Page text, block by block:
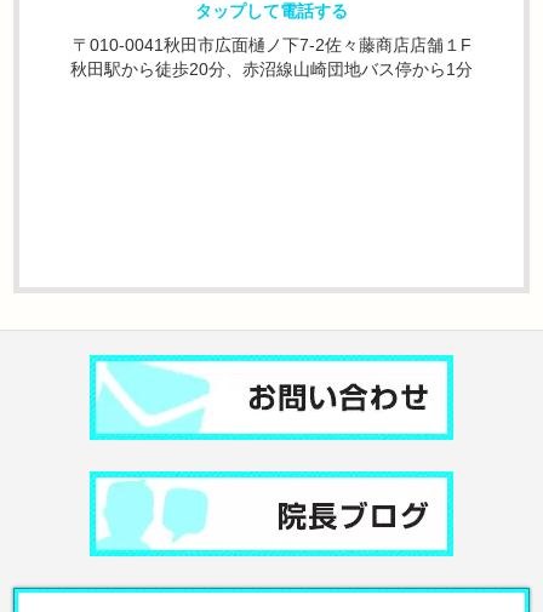
タップして電話する
〒010-0041秋田市広面樋ノ下7-2佐々藤商店店舗１F
秋田駅から徒歩20分、赤沼線山崎団地バス停から1分